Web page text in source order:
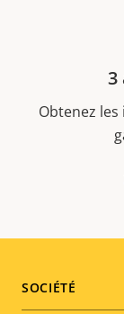
3
Obtenez
Footer
SOCIÉTÉ